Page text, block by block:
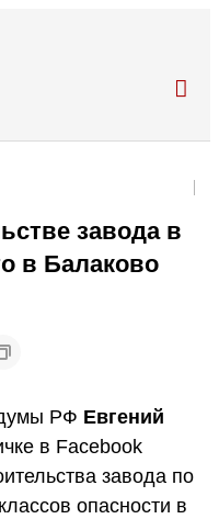
завода в
в Балаково
думы РФ Евгений
в Facebook
завода по
опасности в